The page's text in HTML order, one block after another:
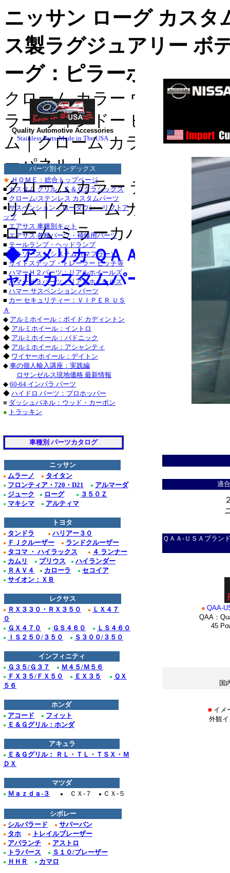
適
ＱＡＡ-ＵＳＡブラン
● QAA-
QAA：
45
国
■ イメ
外観
■クライスラー：３
セブリング_クロー
デュランゴ_クロー
・チャージャー_ク
グランドチェロキ
タンドラ_クローム
ステンレス_パーツ
■レクサス：ＩＳ_
ＧＳ４６０_クロー
ＣＴＳ-Ｖ_クローム/
クローム/ステンレ
Ｍ３５_クローム/
Quality Automotive Accessories
Stainless Parts:Made in The USA
パーツ別インデックス
★ ＨＯＭＥ：総合トップページ
■カスタム グリル：Ｅ＆Ｇクラシックス
■ クローム/ステンレス カスタムパーツ
■ サスペンション：ローダウン・リフトア
ップ
■ エアサス 車種別キット
■エアサス 各種パーツ・補修用パーツ
■ テールランプ・ヘッドランプ
■ エキゾースト システム（マフラー）
■ サイドステップ・トレーラー ヒッチ等
■ ハマーＨ２パーツ：リアルホイールズ
■ハマーＨ３パーツ：リアルホイールズ
■ ハマー サスペンション パーツ
■ カー セキュリティー：ＶＩＰＥＲ ＵＳ
Ａ
◆ アルミホイール：ボイド カディントン
◆ アルミホイール：イントロ
◆ アルミホイール：バドニック
◆ アルミホイール：アシャンティ
◆ ワイヤーホイール：デイトン
◆ 車の個人輸入講座：実践編
ロサンゼルス現地価格 最新情報
◆ 60-64 インパラ パーツ
◆ ハイドロ パーツ：プロホッパー
■ ダッシュパネル：ウッド・カーボン
● トラッキン
車種別 パーツカタログ
ニッサン
● ムラーノ ● タイタン
● フロンティア・720・D21 ● アルマーダ
● ジューク ● ローグ ● ３５０Ｚ
● マキシマ ● アルティマ
トヨタ
● タンドラ ● ハリアー３０
● ＦＪクルーザー ● ランドクルーザー
● タコマ ・ ハイラックス ● ４ ランナー
● カムリ ● プリウス ● ハイランダー
● ＲＡＶ４ ● カローラ ● セコイア
● サイオン：ＸＢ
レクサス
● ＲＸ３３０・ＲＸ３５０ ●
ＬＸ４７
０
● ＧＸ４７０ ● ＧＳ４６０ ● ＬＳ４６０
● ＩＳ２５０/３５０ ● Ｓ３００/３５０
インフィニティ
● Ｇ３５/Ｇ３７ ● Ｍ４５/Ｍ５６
● ＦＸ３５/ＦＸ５０ ● ＥＸ３５ ● ＱＸ
５６
ホンダ
● アコード ● フィット
● Ｅ＆Ｇグリル：ホンダ
アキュラ
●
Ｅ＆Ｇグリル： ＲＬ・ＴＬ・ＴＳＸ・Ｍ
ＤＸ
マツダ
● Ｍａｚｄａ-３ ● ＣＸ-７ ● ＣＸ-５
シボレー
● シルバラード ● サバーバン
● タホ ● トレイルブレーザー
● アバランチ ● アストロ
● トラバース ● Ｓ１０/ブレーザー
● ＨＨＲ ● カマロ
ニッサン ローグ カスタ
ス製ラグジュアリー ボ
ーグ：ピラーポスト ト
クローム カラー ウィンドゥ
ラー ウィンドー ピラー｜ク
ム｜クローム カラー ドア サ
ーパネル｜
クローム カラー デッキ トリ
リム｜クローム カラー ライ
ローム ミラーカバー｜トリ
◆アメリカ ＱＡＡ-ＵＳＡ：
ャル カスタムパーツ：